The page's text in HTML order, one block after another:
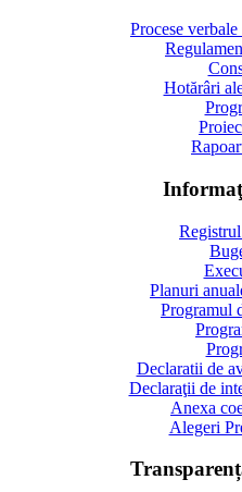
Procese
Hotărâri
Planuri
Programul
Declaratii de
Declaraţii de
Anexa
Alegeri